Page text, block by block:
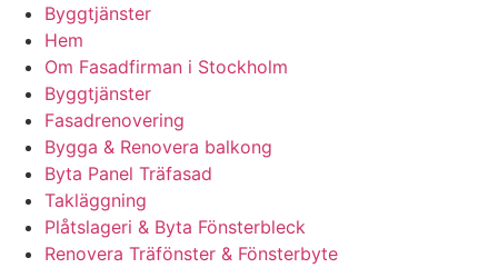
Byggtjänster
Hem
Om Fasadfirman i Stockholm
Byggtjänster
Fasadrenovering
Bygga & Renovera balkong
Byta Panel Träfasad
Takläggning
Plåtslageri & Byta Fönsterbleck
Renovera Träfönster & Fönsterbyte